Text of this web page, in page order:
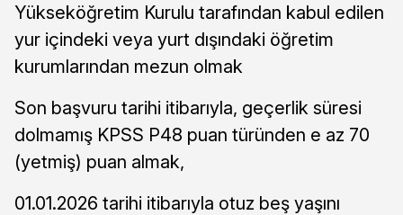
Yükseköğretim Kurulu tarafından kabul edilen
yur içindeki veya yurt dışındaki öğretim
kurumlarından mezun olmak
Son başvuru tarihi itibarıyla, geçerlik süresi
dolmamış KPSS P48 puan türünden e az 70
(yetmiş) puan almak,
01.01.2026 tarihi itibarıyla otuz beş yaşını